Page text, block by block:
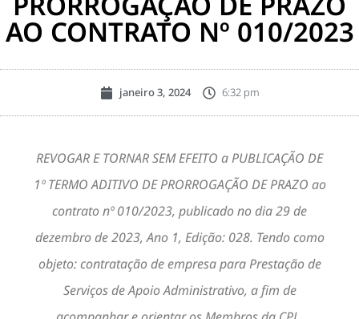
AO CONTRATO Nº 010/2023
janeiro 3, 2024 6:32 pm
REVOGAR E TORNAR SEM EFEITO a PUBLICAÇÃO DE
1º TERMO ADITIVO DE PRORROGAÇÃO DE PRAZO ao
contrato nº 010/2023, publicado no dia 29 de
dezembro de 2023, Ano 1, Edição: 028. Tendo como
objeto: contratação de empresa para Prestação de
Serviços de Apoio Administrativo, a fim de